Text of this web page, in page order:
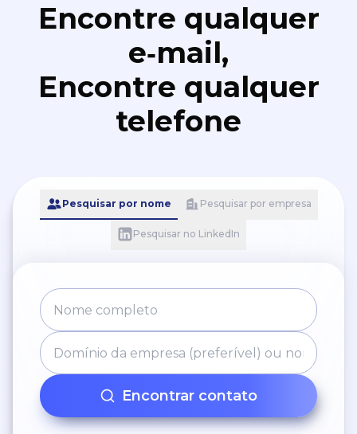
Encontre qualquer
e‑mail,
Encontre qualquer
telefone
Pesquisar por nome Pesquisar por empresa
Pesquisar no LinkedIn
Encontrar contato